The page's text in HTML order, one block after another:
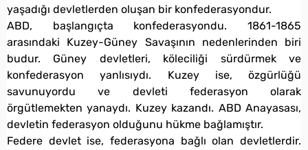
yaşadığı devletlerden oluşan bir konfederasyondur.
ABD, başlangıçta konfederasyondu. 1861-1865
arasındaki Kuzey-Güney Savaşının nedenlerinden biri
budur. Güney devletleri, köleciliği sürdürmek ve
konfederasyon yanlısıydı. Kuzey ise, özgürlüğü
savunuyordu ve devleti federasyon olarak
örgütlemekten yanaydı. Kuzey kazandı. ABD Anayasası,
devletin federasyon olduğunu hükme bağlamıştır.
Federe devlet ise, federasyona bağlı olan devletlerdir.